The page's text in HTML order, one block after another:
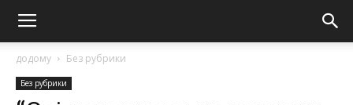
додому Без рубрики
Без рубрики